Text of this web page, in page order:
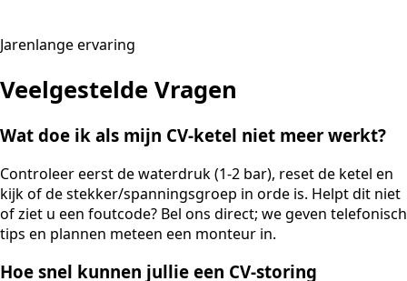
Jarenlange ervaring
Veelgestelde Vragen
Wat doe ik als mijn CV-ketel niet meer werkt?
Controleer eerst de waterdruk (1-2 bar), reset de ketel en
kijk of de stekker/spanningsgroep in orde is. Helpt dit niet
of ziet u een foutcode? Bel ons direct; we geven telefonisch
tips en plannen meteen een monteur in.
Hoe snel kunnen jullie een CV-storing